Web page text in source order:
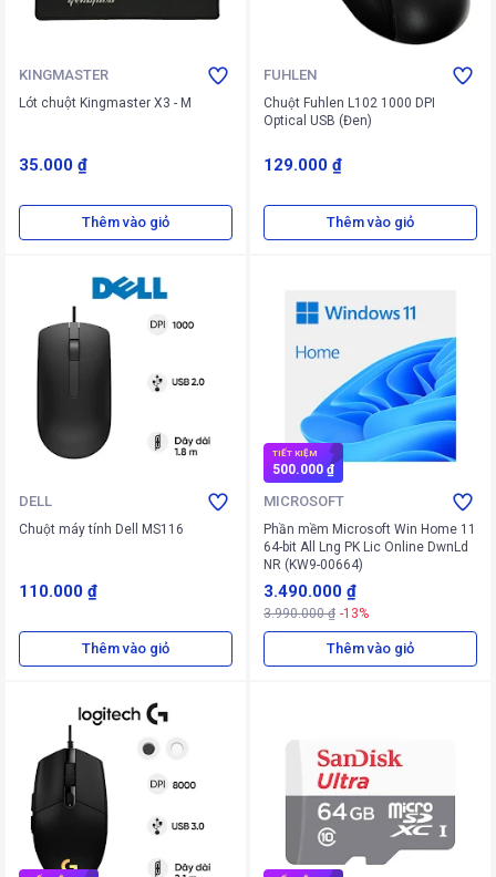
KINGMASTER
Lót chuột Kingmaster X3 - M
35.000 ₫
Thêm vào giỏ
FUHLEN
Chuột Fuhlen L102 1000 DPI
Optical USB (Đen)
129.000 ₫
Thêm vào giỏ
DELL
Chuột máy tính Dell MS116
110.000 ₫
Thêm vào giỏ
TIẾT KIỆM
500.000 ₫
MICROSOFT
Phần mềm Microsoft Win Home 11
64-bit All Lng PK Lic Online DwnLd
NR (KW9-00664)
3.490.000 ₫
3.990.000 ₫ -13%
Thêm vào giỏ